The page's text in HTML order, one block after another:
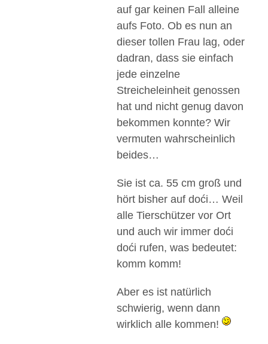
auf gar keinen Fall alleine
aufs Foto. Ob es nun an
dieser tollen Frau lag, oder
dadran, dass sie einfach
jede einzelne
Streicheleinheit genossen
hat und nicht genug davon
bekommen konnte? Wir
vermuten wahrscheinlich
beides…
Sie ist ca. 55 cm groß und
hört bisher auf doći… Weil
alle Tierschützer vor Ort
und auch wir immer doći
doći rufen, was bedeutet:
komm komm!
Aber es ist natürlich
schwierig, wenn dann
wirklich alle kommen!